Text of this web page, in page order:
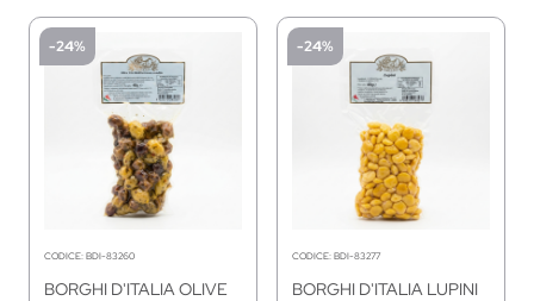
-24%
CODICE: BDI-83260
BORGHI D'ITALIA OLIVE
-24%
CODICE: BDI-83277
BORGHI D'ITALIA LUPINI